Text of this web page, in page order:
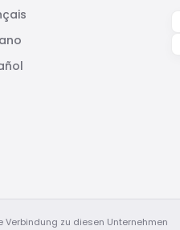
zu diesen Unternehmen